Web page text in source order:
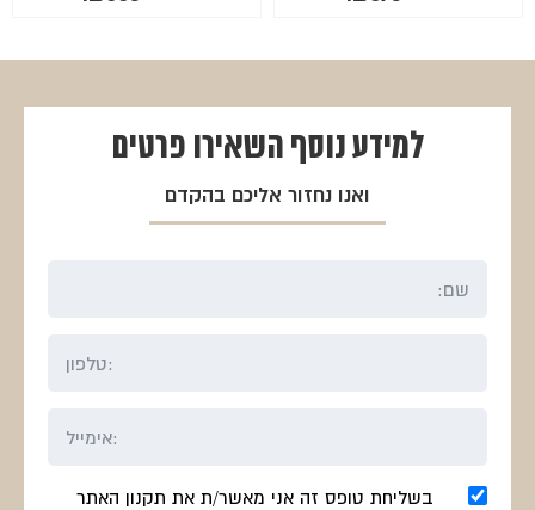
למידע נוסף השאירו פרטים
ואנו נחזור אליכם בהקדם
בשליחת טופס זה אני מאשר/ת את תקנון האתר